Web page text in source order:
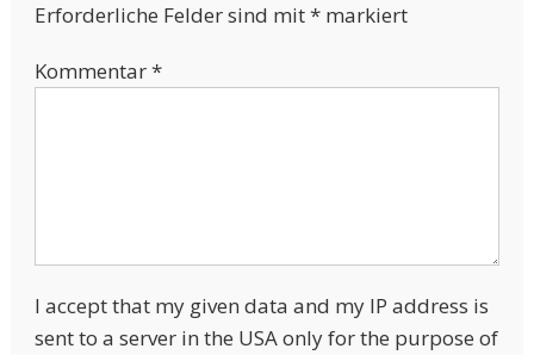
Erforderliche Felder sind mit*markiert
Kommentar*
I accept that my given data and my IP address is
sent to a server in the USA only for the purpose of